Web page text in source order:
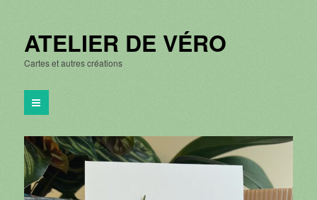
ATELIER DE VÉRO
Cartes et autres créations